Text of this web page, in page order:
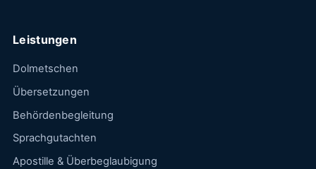
Leistungen
Dolmetschen
Übersetzungen
Behördenbegleitung
Sprachgutachten
Apostille & Überbeglaubigung